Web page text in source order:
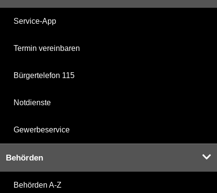
Service-App
Termin vereinbaren
Bürgertelefon 115
Notdienste
Gewerbeservice
Behörden
Behörden A-Z